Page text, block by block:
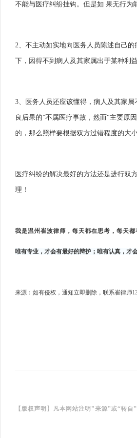
不能与医疗纠纷挂钩。但是如 果无行为
2、不主动如实地向医务人员陈述自己
下，因得不到病人及其家属出于某种利
3、医务人员还应该懂得，病人及其家
良后果的”不属医疗事故，然而“主要原
的，那么照样要根据双方过错程度的大小
医疗纠纷的解决最好的方法还是进行双
理！
我是温州崔波律师，每天都在思考，每天
唯有专业，才会有最好的辩护；唯有认真，才
来源：如有侵权，通知立即删除，联系崔律师
【版权声明】凡本网站注明 "来源”或“转自